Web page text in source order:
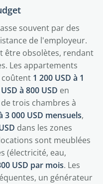
souvent par des
de l'employeur.
être obsolètes, rendant
Les appartements
coûtent 1 200 USD à 1
à 800 USD en
trois chambres à
3 000 USD mensuels,
dans les zones
sont meublées
(électricité, eau,
USD par mois. Les
un générateur